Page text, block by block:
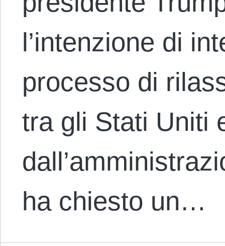
l’intenzione di
processo di
tra gli Stati Uniti
ha chiesto un…